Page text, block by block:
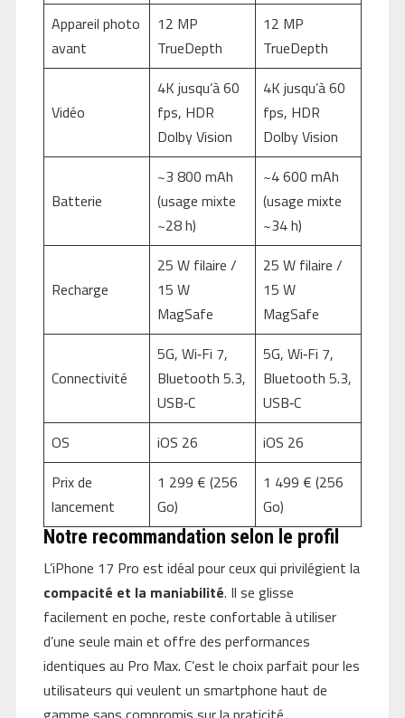
Appareil photo
avant
12 MP
TrueDepth
12 MP
TrueDepth
Vidéo
4K jusqu’à 60
fps, HDR
Dolby Vision
4K jusqu’à 60
fps, HDR
Dolby Vision
Batterie
~3 800 mAh
(usage mixte
~28 h)
~4 600 mAh
(usage mixte
~34 h)
Recharge
25 W filaire /
15 W
MagSafe
25 W filaire /
15 W
MagSafe
Connectivité
5G, Wi‑Fi 7,
Bluetooth 5.3,
USB‑C
5G, Wi‑Fi 7,
Bluetooth 5.3,
USB‑C
OS
iOS 26
iOS 26
Prix de
lancement
1 299 € (256
Go)
1 499 € (256
Go)
Notre recommandation selon le profil
L’iPhone 17 Pro est idéal pour ceux qui privilégient la
compacité et la maniabilité. Il se glisse
facilement en poche, reste confortable à utiliser
d’une seule main et offre des performances
identiques au Pro Max. C’est le choix parfait pour les
utilisateurs qui veulent un smartphone haut de